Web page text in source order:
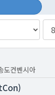
도컨벤시아